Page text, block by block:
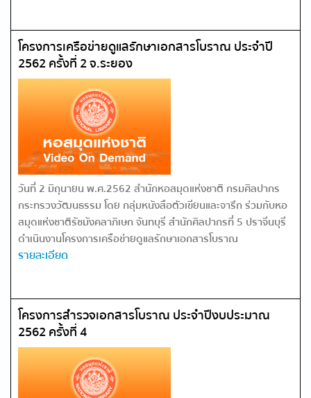
โครงการเครือข่ายดูแลรักษาเอกสารโบราณ ประจำปี
2562 ครั้งที่ 2 จ.ระยอง
วันที่ 2 มิถุนายน พ.ศ.2562 สำนักหอสมุดแห่งชาติ กรมศิลปากร
กระทรวงวัฒนธรรม โดย กลุ่มหนังสือตัวเขียนและจารึก ร่วมกับหอ
สมุดแห่งชาติรัชมังคลาภิเษก จันทบุรี สำนักศิลปากรที่ 5 ปราจีนบุรี
ดำเนินงานโครงการเครือข่ายดูแลรักษาเอกสารโบราณ
รายละเอียด
โครงการสำรวจเอกสารโบราณ ประจำปีงบประมาณ
2562 ครั้งที่ 4